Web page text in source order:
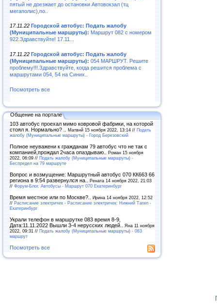
пятый не доезжает до остановки Автовокзал (тц
мегаполис),по..
17.11.22 Городской автобус: Подать жалобу
(Муниципальные маршруты): Маршрут 082 с номером
922.Здравствуйте! 17.11...
17.11.22 Городской автобус: Подать жалобу
(Муниципальные маршруты): 054 МАРШРУТ. Решите
проблему!!!.Здравствуйте, когда решится проблема с
маршрутами 054, 54 на Синих..
Посмотреть все
Общение на портале
103 автобус проехал мимо ковровой фабрики, на которой
стоял я. Нормально? .. Матвнй 15 ноября 2022, 13:14 // Подать
жалобу (Муниципальные маршруты) - Город Березовский
Полное неуважени к гражданам 79 автобус что не так с
компанией,прождал 2часа опаздываю.. Роман 15 ноября
2022, 06:09 // Подать жалобу (Муниципальные маршруты) -
Беспредел на 79 маршруте
Вопрос и возмущение: Маршрутный автобус 070 КК663 66
региона в 9:54 развернулся на.. Рената 14 ноября 2022, 21:03
// Форум-Блог. Автобусы - Маршрут 070 Екатеринбург
Время местное или по Москве?.. Ирина 14 ноября 2022, 12:52
// Расписание электричек - Расписание электричек: Нижний Тагил -
Екатеринбург
Украли телефон в маршрутке 083 время 8-9,
Дата:11.11.2022 Вышли 3-4 нерусских людей.. Яна 11 ноября
2022, 09:31 // Подать жалобу (Муниципальные маршруты) - 083
маршрут
Посмотреть все